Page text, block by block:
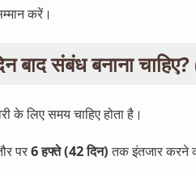
करें।
बाद संबंध बनाना
के लिए समय चाहिए होता है।
पर6 हफ्ते (42 दिन)तक इंतजार करने